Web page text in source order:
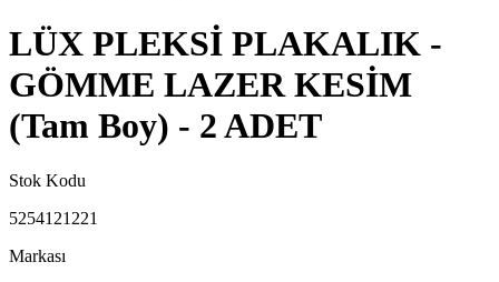
LÜX PLEKSİ PLAKALIK -
GÖMME LAZER KESİM
(Tam Boy) - 2 ADET
Stok Kodu
5254121221
Markası